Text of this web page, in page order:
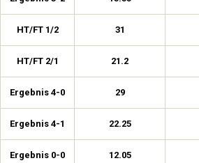
HT/FT 1/2 31
HT/FT 2/1 21.2
Ergebnis 4-0 29
Ergebnis 4-1 22.25
Ergebnis 0-0 12.05